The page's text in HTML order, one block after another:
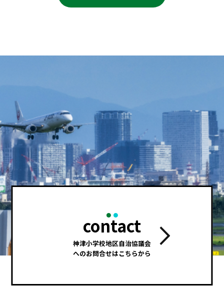
contact
神津小学校地区自治協議会
へのお問合せはこちらから